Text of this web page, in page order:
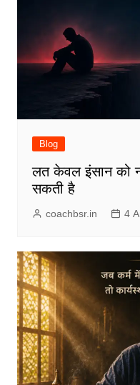
Blog
लत केवल इंसान को
सकती है
coachbsr.in 4